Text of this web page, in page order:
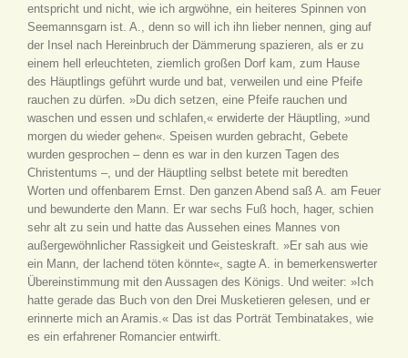
entspricht und nicht, wie ich argwöhne, ein heiteres Spinnen von
Seemannsgarn ist. A., denn so will ich ihn lieber nennen, ging auf
der Insel nach Hereinbruch der Dämmerung spazieren, als er zu
einem hell erleuchteten, ziemlich großen Dorf kam, zum Hause
des Häuptlings geführt wurde und bat, verweilen und eine Pfeife
rauchen zu dürfen. »Du dich setzen, eine Pfeife rauchen und
waschen und essen und schlafen,« erwiderte der Häuptling, »und
morgen du wieder gehen«. Speisen wurden gebracht, Gebete
wurden gesprochen – denn es war in den kurzen Tagen des
Christentums –, und der Häuptling selbst betete mit beredten
Worten und offenbarem Ernst. Den ganzen Abend saß A. am Feuer
und bewunderte den Mann. Er war sechs Fuß hoch, hager, schien
sehr alt zu sein und hatte das Aussehen eines Mannes von
außergewöhnlicher Rassigkeit und Geisteskraft. »Er sah aus wie
ein Mann, der lachend töten könnte«, sagte A. in bemerkenswerter
Übereinstimmung mit den Aussagen des Königs. Und weiter: »Ich
hatte gerade das Buch von den Drei Musketieren gelesen, und er
erinnerte mich an Aramis.« Das ist das Porträt Tembinatakes, wie
es ein erfahrener Romancier entwirft.